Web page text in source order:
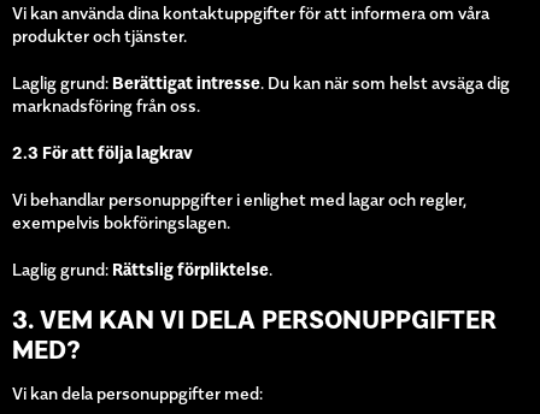
Vi kan använda dina kontaktuppgifter för att informera om våra
produkter och tjänster.
Laglig grund: Berättigat intresse. Du kan när som helst avsäga dig
marknadsföring från oss.
2.3 För att följa lagkrav
Vi behandlar personuppgifter i enlighet med lagar och regler,
exempelvis bokföringslagen.
Laglig grund: Rättslig förpliktelse.
3. VEM KAN VI DELA PERSONUPPGIFTER
MED?
Vi kan dela personuppgifter med: